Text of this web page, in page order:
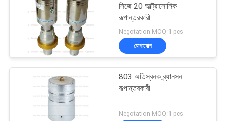
সিজে 20 আল্ট্রাসোনিক
রূপান্তরকারী
Negotation MOQ:1 pcs
যোগাযোগ
803 অতিস্বনক ব্র্যানসন
রূপান্তরকারী
Negotation MOQ:1 pcs